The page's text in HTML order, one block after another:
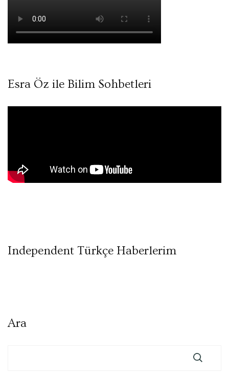
Esra Öz ile Bilim Sohbetleri
Independent Türkçe Haberlerim
Ara